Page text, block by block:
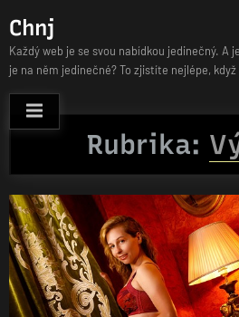
to
content
Chnj
Každý web je se svou nabídkou jedinečný. A
je na něm jedinečné? To zjistíte nejlépe,
Rubrika: